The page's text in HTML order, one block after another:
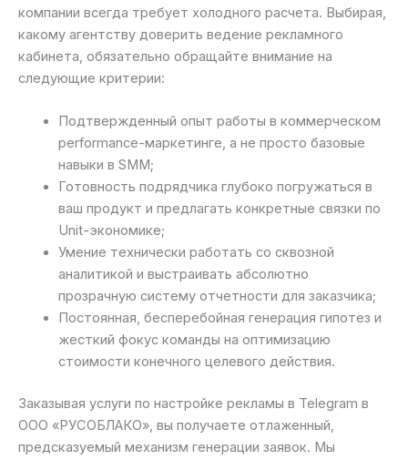
компании всегда требует холодного расчета. Выбирая,
какому агентству доверить ведение рекламного
кабинета, обязательно обращайте внимание на
следующие критерии:
Подтвержденный опыт работы в коммерческом
performance-маркетинге, а не просто базовые
навыки в SMM;
Готовность подрядчика глубоко погружаться в
ваш продукт и предлагать конкретные связки по
Unit-экономике;
Умение технически работать со сквозной
аналитикой и выстраивать абсолютно
прозрачную систему отчетности для заказчика;
Постоянная, бесперебойная генерация гипотез и
жесткий фокус команды на оптимизацию
стоимости конечного целевого действия.
Заказывая услуги по настройке рекламы в Telegram в
ООО «РУСОБЛАКО», вы получаете отлаженный,
предсказуемый механизм генерации заявок. Мы